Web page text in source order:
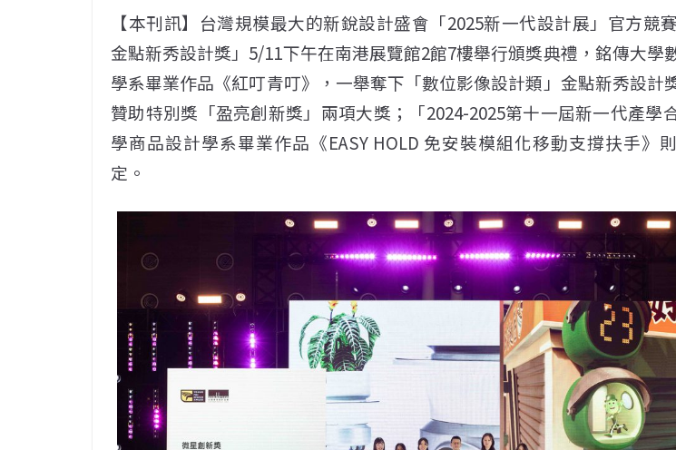
【本刊訊】台灣規模最大的新銳設計盛會「2025新一代設計展」官方競
金點新秀設計獎」5/11下午在南港展覽館2館7樓舉行頒獎典禮，銘傳大學
學系畢業作品《紅叮青叮》，一舉奪下「數位影像設計類」金點新秀設計
贊助特別獎「盈亮創新獎」兩項大獎；「2024-2025第十一屆新一代產學
學商品設計學系畢業作品《EASY HOLD 免安裝模組化移動支撐扶手》
定。